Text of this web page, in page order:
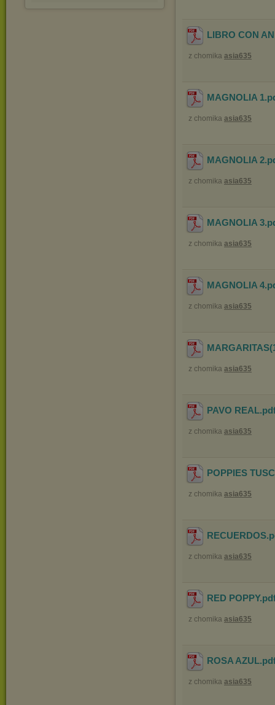
LIBRO CON
z chomika asia635
MAGNOLIA 1
z chomika asia635
MAGNOLIA 2
z chomika asia635
MAGNOLIA 3
z chomika asia635
MAGNOLIA 4
z chomika asia635
z chomika asia635
PAVO REAL
z chomika asia635
POPPIES
z chomika asia635
RECUERDOS
z chomika asia635
RED POPPY
z chomika asia635
ROSA AZUL
z chomika asia635